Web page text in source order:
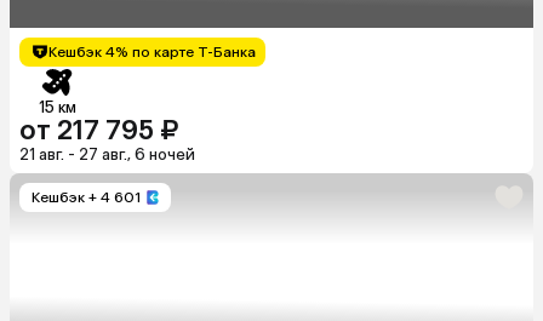
Кешбэк 4% по карте Т-Банка
15 км
от 217 795 ₽
21 авг. - 27 авг., 6 ночей
Кешбэк + 4 601